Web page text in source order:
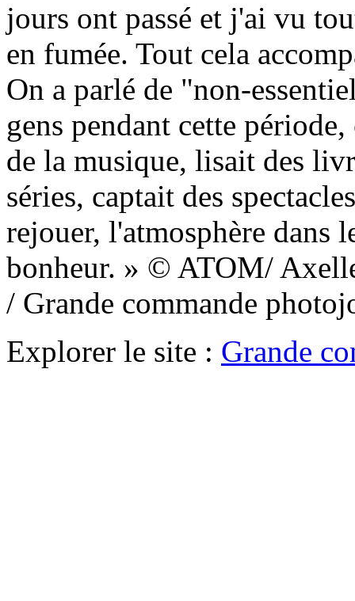
jours ont passé et j'ai vu
en fumée. Tout cela
On a parlé de "non-
gens pendant cette
de la musique, lisait des
séries, captait des
rejouer, l'atmosphère dans
bonheur. » © ATOM/
/ Grande commande
Explorer le site : Grande